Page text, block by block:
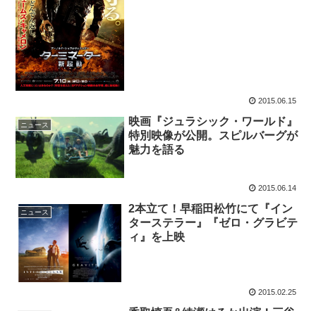
2015.06.15
ニュース
映画『ジュラシック・ワールド』
特別映像が公開。スピルバーグが
魅力を語る
2015.06.14
ニュース
2本立て！早稲田松竹にて『イン
ターステラー』『ゼロ・グラビテ
ィ』を上映
2015.02.25